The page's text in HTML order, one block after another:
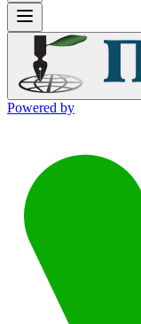
Powered by